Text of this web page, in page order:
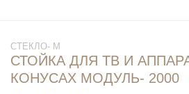
СТЕКЛО- М
СТОЙКА ДЛЯ ТВ И
КОНУСАХ МОДУЛЬ- 2000